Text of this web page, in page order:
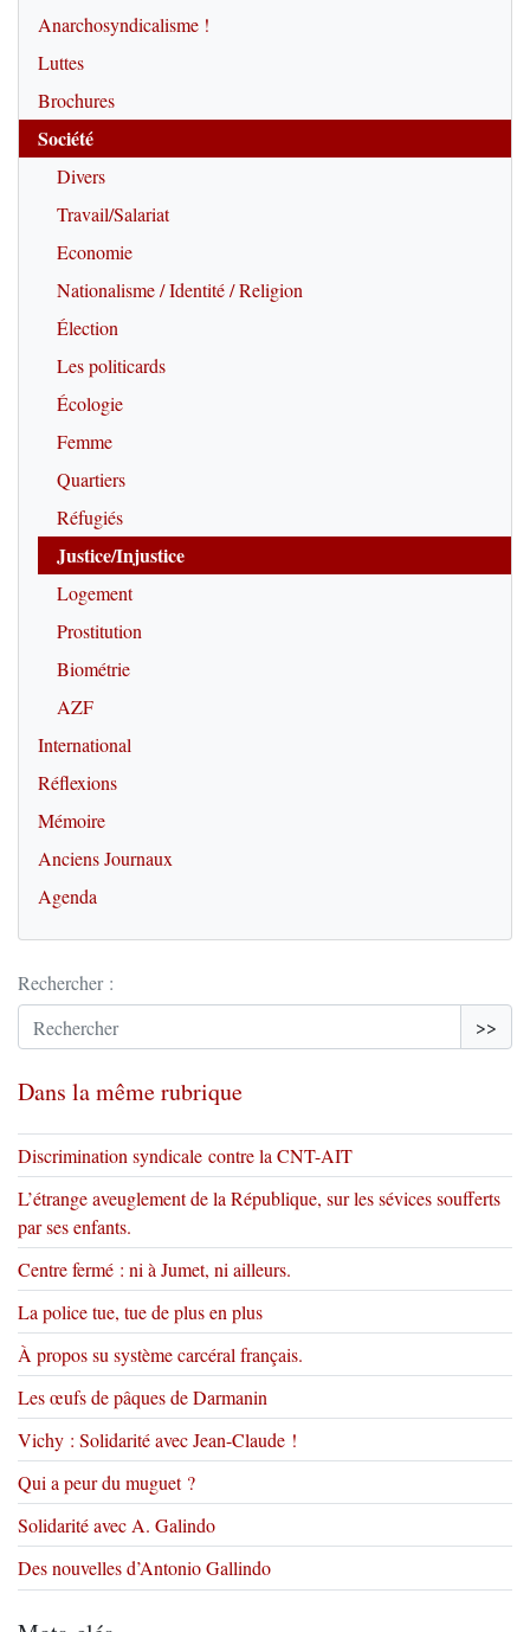
Anarchosyndicalisme !
Luttes
Brochures
Société
Divers
Travail/Salariat
Economie
Nationalisme / Identité / Religion
Élection
Les politicards
Écologie
Femme
Quartiers
Réfugiés
Justice/Injustice
Logement
Prostitution
Biométrie
AZF
International
Réflexions
Mémoire
Anciens Journaux
Agenda
Rechercher :
>>
Dans la même rubrique
Discrimination syndicale contre la CNT-AIT
L’étrange aveuglement de la République, sur les sévices soufferts
par ses enfants.
Centre fermé : ni à Jumet, ni ailleurs.
La police tue, tue de plus en plus
À propos su système carcéral français.
Les œufs de pâques de Darmanin
Vichy : Solidarité avec Jean-Claude !
Qui a peur du muguet ?
Solidarité avec A. Galindo
Des nouvelles d’Antonio Gallindo